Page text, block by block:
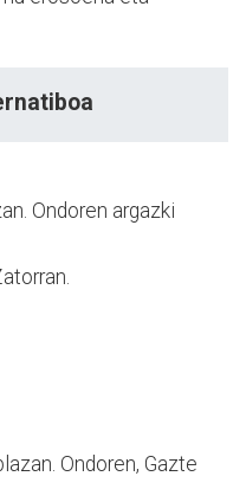
Ondoren argazki
Ondoren, Gazte